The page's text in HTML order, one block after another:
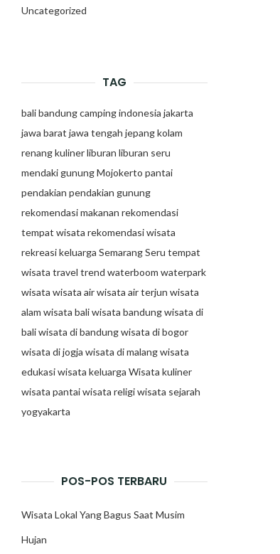
Uncategorized
TAG
bali bandung camping indonesia jakarta
jawa barat jawa tengah jepang kolam
renang kuliner liburan liburan seru
mendaki gunung Mojokerto pantai
pendakian pendakian gunung
rekomendasi makanan rekomendasi
tempat wisata rekomendasi wisata
rekreasi keluarga Semarang Seru tempat
wisata travel trend waterboom waterpark
wisata wisata air wisata air terjun wisata
alam wisata bali wisata bandung wisata di
bali wisata di bandung wisata di bogor
wisata di jogja wisata di malang wisata
edukasi wisata keluarga Wisata kuliner
wisata pantai wisata religi wisata sejarah
yogyakarta
POS-POS TERBARU
Wisata Lokal Yang Bagus Saat Musim
Hujan